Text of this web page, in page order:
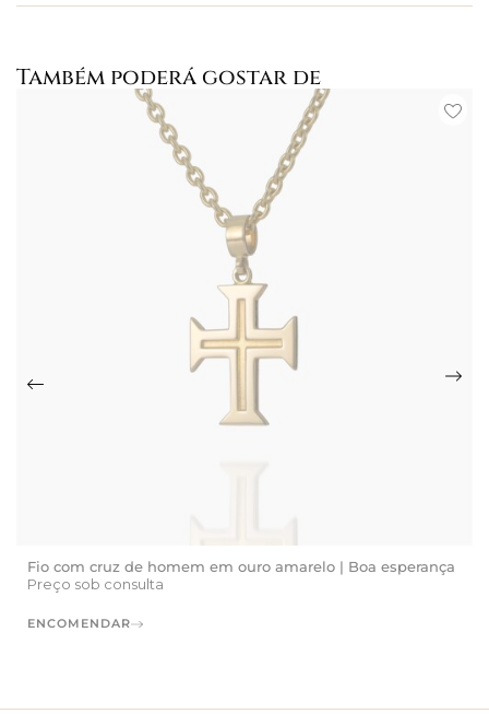
Também poderá gostar de
Fio com cruz de homem em ouro amarelo | Boa esperança
Preço sob consulta
ENCOMENDAR